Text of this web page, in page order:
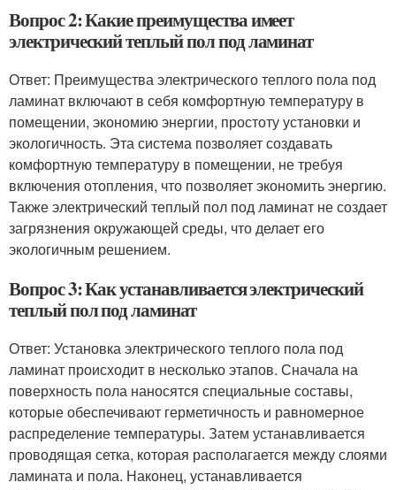
Вопрос 2: Какие преимущества имеет
электрический теплый пол под ламинат
Ответ: Преимущества электрического теплого пола под
ламинат включают в себя комфортную температуру в
помещении, экономию энергии, простоту установки и
экологичность. Эта система позволяет создавать
комфортную температуру в помещении, не требуя
включения отопления, что позволяет экономить энергию.
Также электрический теплый пол под ламинат не создает
загрязнения окружающей среды, что делает его
экологичным решением.
Вопрос 3: Как устанавливается электрический
теплый пол под ламинат
Ответ: Установка электрического теплого пола под
ламинат происходит в несколько этапов. Сначала на
поверхность пола наносятся специальные составы,
которые обеспечивают герметичность и равномерное
распределение температуры. Затем устанавливается
проводящая сетка, которая располагается между слоями
ламината и пола. Наконец, устанавливается